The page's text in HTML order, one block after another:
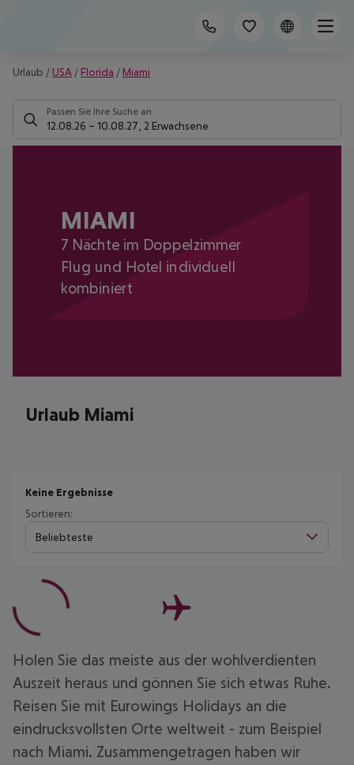
Urlaub /USA / Florida / Miami
Passen Sie Ihre Suche an
12.08.26 – 10.08.27 2 Erwachsene
MIAMI
7 Nächte im Doppelzimmer
Flug und Hotel individuell
kombiniert
Urlaub Miami
Keine Ergebnisse
Sortieren:
Beliebteste
Holen Sie das meiste aus der wohlverdienten
Auszeit heraus und gönnen Sie sich etwas Ruhe.
Reisen Sie mit Eurowings Holidays an die
eindrucksvollsten Orte weltweit - zum Beispiel
nach Miami. Zusammengetragen haben wir